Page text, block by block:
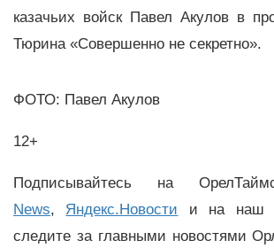
казачьих войск Павел Акулов в
Тюрина «Совершенно не секретно».
ФОТО: Павел Акулов
12+
Подписывайтесь на
News, Яндекс.Новости и на наш
следите за главными новостями